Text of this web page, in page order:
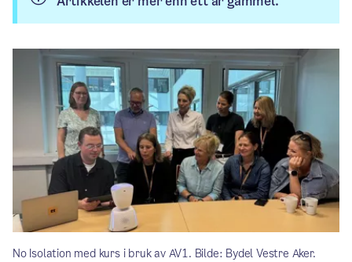
No Isolation med kurs i bruk av AV1. Bilde: Bydel Vestre Aker.